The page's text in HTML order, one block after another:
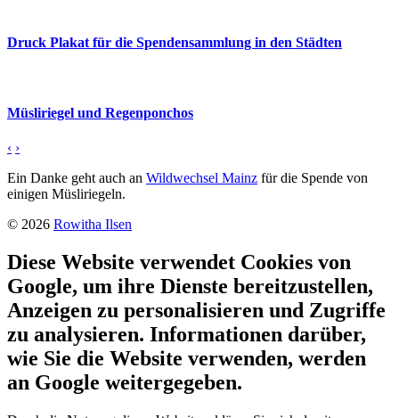
Druck Plakat für die Spendensammlung in den Städten
Müsliriegel und Regenponchos
‹ ›
Ein Danke geht auch an Wildwechsel Mainz für die Spende von
einigen Müsliriegeln.
© 2026 Rowitha Ilsen
Diese Website verwendet Cookies von
Google, um ihre Dienste bereitzustellen,
Anzeigen zu personalisieren und Zugriffe
zu analysieren. Informationen darüber,
wie Sie die Website verwenden, werden
an Google weitergegeben.